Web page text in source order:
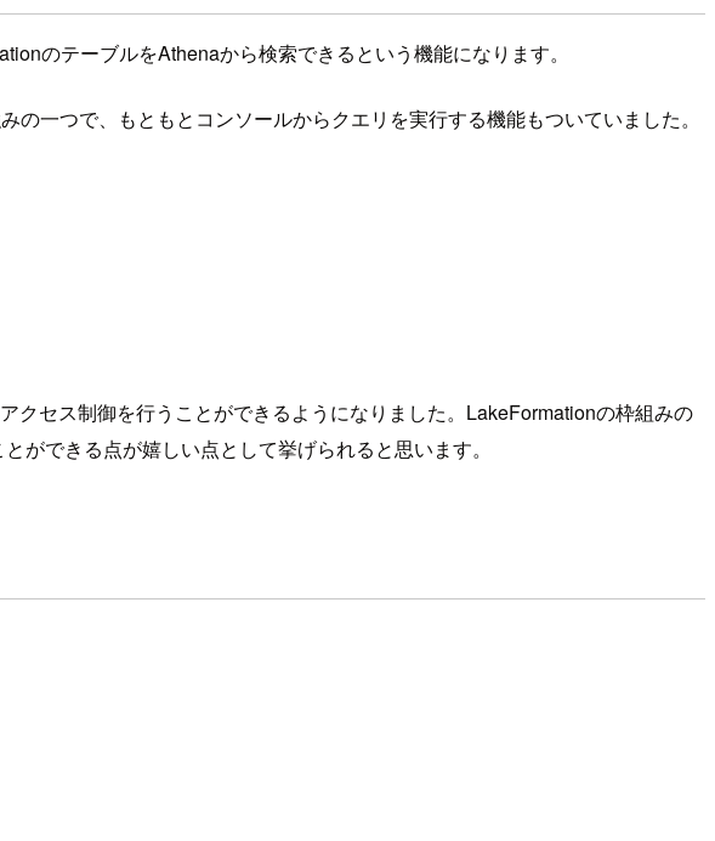
のテーブルをAthenaから検索できるという機能になります。
一つで、もともとコンソールからクエリを実行する機能もついていました。
セス制御を行うことができるようになりました。LakeFormationの枠組みの
ができる点が嬉しい点として挙げられると思います。